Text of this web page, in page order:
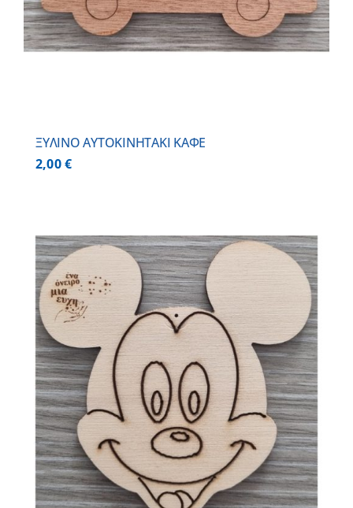
ΞΥΛΙΝΟ AYTOKINHTAKI ΚΑΦΕ
2,00€